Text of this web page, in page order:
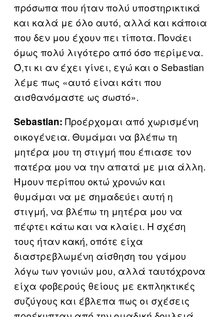
πρόσωπα που ήταν πολύ υποστηρικτικά
και καλά με όλο αυτό, αλλά και κάποια
που δεν μου έχουν πει τίποτα. Πονάει
όμως πολύ λιγότερο από όσο περίμενα.
Ό,τι κι αν έχει γίνει, εγώ και ο Sebastian
λέμε πως «αυτό είναι κάτι που
αισθανόμαστε ως σωστό».
Sebastian: Προέρχομαι από χωρισμένη
οικογένεια. Θυμάμαι να βλέπω τη
μητέρα μου τη στιγμή που έπιασε τον
πατέρα μου να την απατά με μια άλλη.
Ήμουν περίπου οκτώ χρονών και
θυμάμαι να με σημαδεύει αυτή η
στιγμή, να βλέπω τη μητέρα μου να
πέφτει κάτω και να κλαίει. Η σχέση
τους ήταν κακή, οπότε είχα
διαστρεβλωμένη αίσθηση του γάμου
λόγω των γονιών μου, αλλά ταυτόχρονα
είχα φοβερούς θείους με εκπληκτικές
συζύγους και έβλεπα πως οι σχέσεις